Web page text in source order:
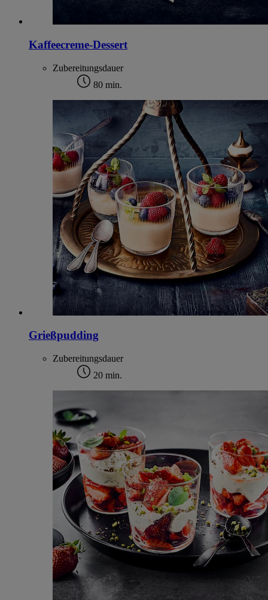
Kaffeecreme-Dessert
Zubereitungsdauer
80 min.
Grießpudding
Zubereitungsdauer
20 min.